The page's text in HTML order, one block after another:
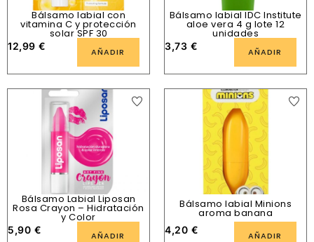
Bálsamo labial con
vitamina C y protección
solar SPF 30
12,99 € AÑADIR
Bálsamo labial IDC Institute
aloe vera 4 g lote 12
unidades
3,73 € AÑADIR
Bálsamo Labial Liposan
Rosa Crayon – Hidratación
y Color
5,90 € AÑADIR
Bálsamo labial Minions
aroma banana
4,20 € AÑADIR